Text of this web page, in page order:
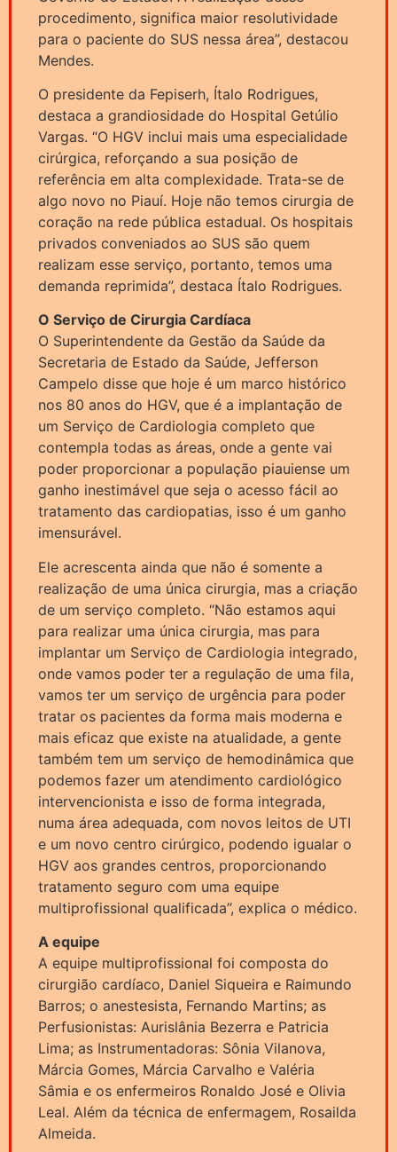
procedimento, significa maior resolutividade
para o paciente do SUS nessa área”, destacou
Mendes.
O presidente da Fepiserh, Ítalo Rodrigues,
destaca a grandiosidade do Hospital Getúlio
Vargas. “O HGV inclui mais uma especialidade
cirúrgica, reforçando a sua posição de
referência em alta complexidade. Trata-se de
algo novo no Piauí. Hoje não temos cirurgia de
coração na rede pública estadual. Os hospitais
privados conveniados ao SUS são quem
realizam esse serviço, portanto, temos uma
demanda reprimida”, destaca Ítalo Rodrigues.
O Serviço de Cirurgia Cardíaca
O Superintendente da Gestão da Saúde da
Secretaria de Estado da Saúde, Jefferson
Campelo disse que hoje é um marco histórico
nos 80 anos do HGV, que é a implantação de
um Serviço de Cardiologia completo que
contempla todas as áreas, onde a gente vai
poder proporcionar a população piauiense um
ganho inestimável que seja o acesso fácil ao
tratamento das cardiopatias, isso é um ganho
imensurável.
Ele acrescenta ainda que não é somente a
realização de uma única cirurgia, mas a criação
de um serviço completo. “Não estamos aqui
para realizar uma única cirurgia, mas para
implantar um Serviço de Cardiologia integrado,
onde vamos poder ter a regulação de uma fila,
vamos ter um serviço de urgência para poder
tratar os pacientes da forma mais moderna e
mais eficaz que existe na atualidade, a gente
também tem um serviço de hemodinâmica que
podemos fazer um atendimento cardiológico
intervencionista e isso de forma integrada,
numa área adequada, com novos leitos de UTI
e um novo centro cirúrgico, podendo igualar o
HGV aos grandes centros, proporcionando
tratamento seguro com uma equipe
multiprofissional qualificada”, explica o médico.
A equipe
A equipe multiprofissional foi composta do
cirurgião cardíaco, Daniel Siqueira e Raimundo
Barros; o anestesista, Fernando Martins; as
Perfusionistas: Aurislânia Bezerra e Patricia
Lima; as Instrumentadoras: Sônia Vilanova,
Márcia Gomes, Márcia Carvalho e Valéria
Sâmia e os enfermeiros Ronaldo José e Olivia
Leal. Além da técnica de enfermagem, Rosailda
Almeida.